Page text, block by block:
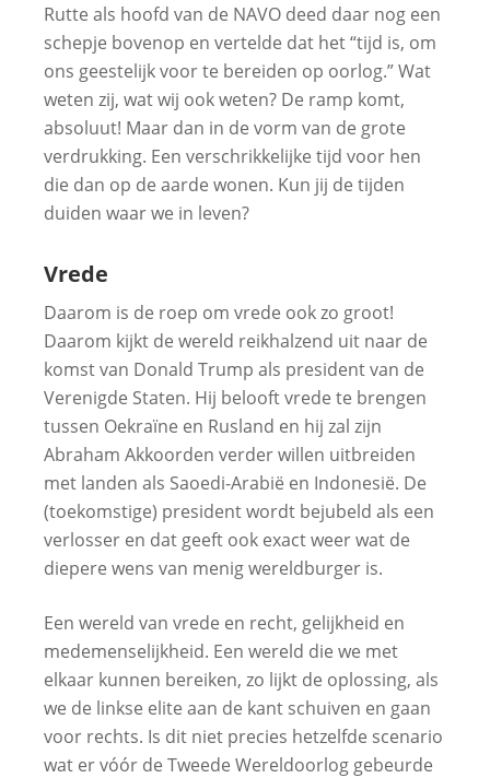
Rutte als hoofd van de NAVO deed daar nog een
schepje bovenop en vertelde dat het “tijd is, om
ons geestelijk voor te bereiden op oorlog.” Wat
weten zij, wat wij ook weten? De ramp komt,
absoluut! Maar dan in de vorm van de grote
verdrukking. Een verschrikkelijke tijd voor hen
die dan op de aarde wonen. Kun jij de tijden
duiden waar we in leven?
Vrede
Daarom is de roep om vrede ook zo groot!
Daarom kijkt de wereld reikhalzend uit naar de
komst van Donald Trump als president van de
Verenigde Staten. Hij belooft vrede te brengen
tussen Oekraïne en Rusland en hij zal zijn
Abraham Akkoorden verder willen uitbreiden
met landen als Saoedi-Arabië en Indonesië. De
(toekomstige) president wordt bejubeld als een
verlosser en dat geeft ook exact weer wat de
diepere wens van menig wereldburger is.
Een wereld van vrede en recht, gelijkheid en
medemenselijkheid. Een wereld die we met
elkaar kunnen bereiken, zo lijkt de oplossing, als
we de linkse elite aan de kant schuiven en gaan
voor rechts. Is dit niet precies hetzelfde scenario
wat er vóór de Tweede Wereldoorlog gebeurde